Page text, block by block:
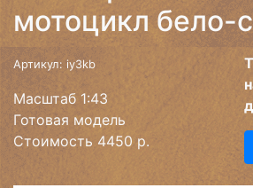
мотоцикл бело-
Артикул: iy3kb
Масштаб 1:43
Готовая модель
Стоимость 4450 р.